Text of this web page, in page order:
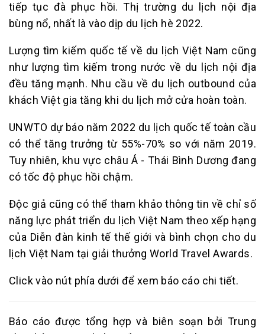
tiếp tục đà phục hồi. Thị trường du lịch nội địa
bùng nổ, nhất là vào dịp du lịch hè 2022.
Lượng tìm kiếm quốc tế về du lịch Việt Nam cũng
như lượng tìm kiếm trong nước về du lịch nội địa
đều tăng mạnh. Nhu cầu về du lịch outbound của
khách Việt gia tăng khi du lịch mở cửa hoàn toàn.
UNWTO dự báo năm 2022 du lịch quốc tế toàn cầu
có thể tăng trưởng từ 55%-70% so với năm 2019.
Tuy nhiên, khu vực châu Á - Thái Bình Dương đang
có tốc độ phục hồi chậm.
Độc giả cũng có thể tham khảo thông tin về chỉ số
năng lực phát triển du lịch Việt Nam theo xếp hạng
của Diễn đàn kinh tế thế giới và bình chọn cho du
lịch Việt Nam tại giải thưởng World Travel Awards.
Click vào nút phía dưới để xem báo cáo chi tiết.
Báo cáo được tổng hợp và biên soạn bởi Trung